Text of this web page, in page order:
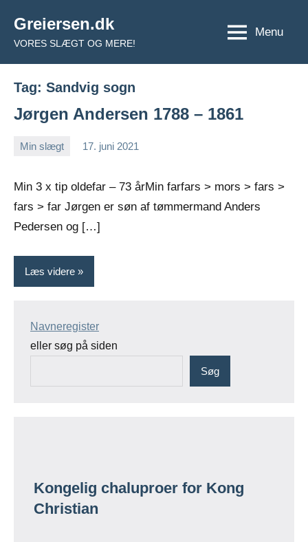
indhold
Greiersen.dk
VORES SLÆGT OG MERE!
Menu
Tag: Sandvig sogn
Jørgen Andersen 1788 – 1861
Min slægt 17. juni 2021
Min 3 x tip oldefar – 73 årMin farfars > mors > fars >
fars > far Jørgen er søn af tømmermand Anders
Pedersen og […]
Læs videre
Navneregister
eller søg på siden
Søg
Kongelig chaluproer for Kong
Christian